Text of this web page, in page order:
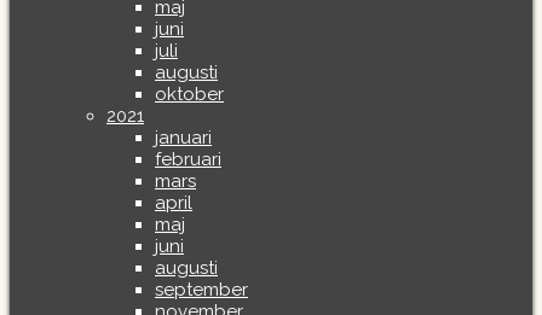
maj
juni
juli
augusti
oktober
2021
januari
februari
mars
april
maj
juni
augusti
september